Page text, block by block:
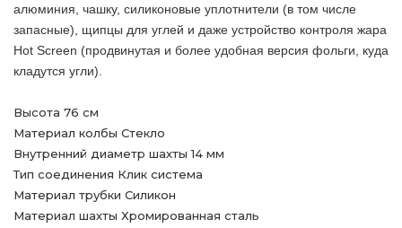
алюминия, чашку, силиконовые уплотнители (в том числе
запасные), щипцы для углей и даже устройство контроля жара
Hot Screen (продвинутая и более удобная версия фольги, куда
кладутся угли).
Высота 76 см
Материал колбы Стекло
Внутренний диаметр шахты 14 мм
Тип соединения Клик система
Материал трубки Силикон
Материал шахты Хромированная сталь